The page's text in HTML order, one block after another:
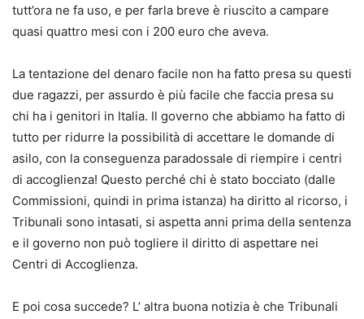
tutt’ora ne fa uso, e per farla breve è riuscito a campare
quasi quattro mesi con i 200 euro che aveva.
La tentazione del denaro facile non ha fatto presa su questi
due ragazzi, per assurdo è più facile che faccia presa su
chi ha i genitori in Italia. Il governo che abbiamo ha fatto di
tutto per ridurre la possibilità di accettare le domande di
asilo, con la conseguenza paradossale di riempire i centri
di accoglienza! Questo perché chi è stato bocciato (dalle
Commissioni, quindi in prima istanza) ha diritto al ricorso, i
Tribunali sono intasati, si aspetta anni prima della sentenza
e il governo non può togliere il diritto di aspettare nei
Centri di Accoglienza.
E poi cosa succede? L’ altra buona notizia è che Tribunali